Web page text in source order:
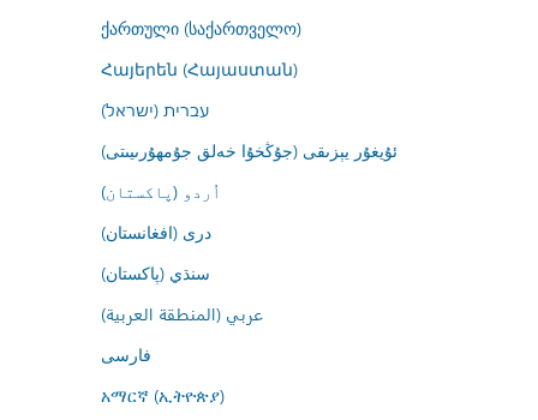
ქართული (საქართველო)
Հայերեն (Հայաստան)
עברית (ישראל)
ئۇيغۇر يېزىقى (جۇڭخۇا خەلق جۇمھۇرىيىتى)
اُردو (پاکستان)
درى (افغانستان)
سنڌي (پاکستان)
عربي (المنطقة العربية)
فارسى
አማርኛ (ኢትዮጵያ)